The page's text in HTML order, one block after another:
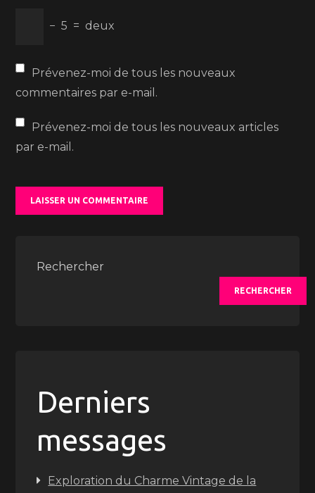
− 5 = deux
Prévenez-moi de tous les nouveaux
commentaires par e-mail.
Prévenez-moi de tous les nouveaux articles
par e-mail.
Rechercher
RECHERCHER
Derniers
messages
Exploration du Charme Vintage de la